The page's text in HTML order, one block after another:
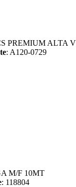
PREMIUM ALTA
: A120-0729
M/F 10MT
: 118804